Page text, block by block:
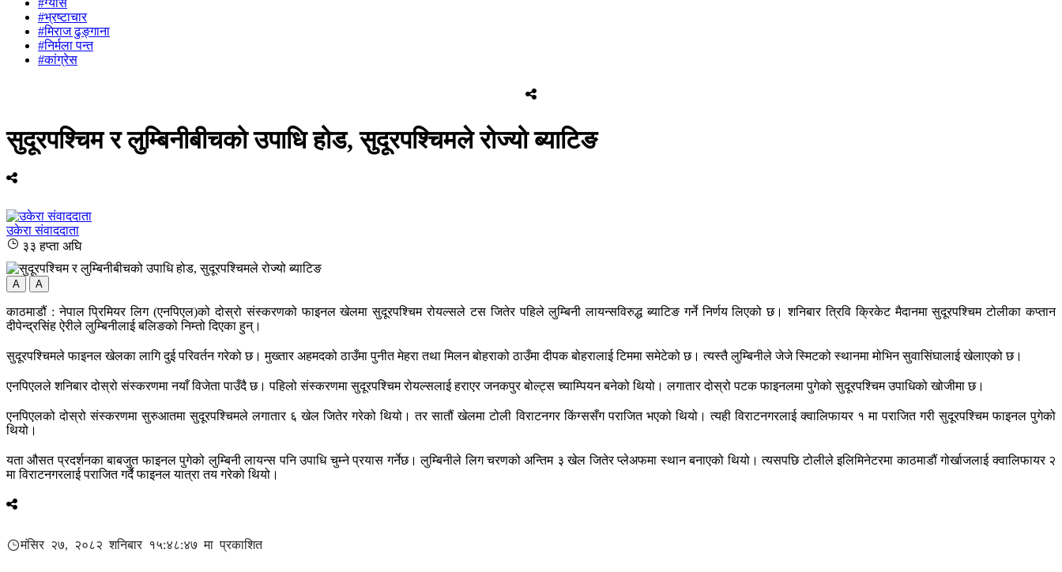
#ग्यास
#भ्रष्टाचार
#मिराज ढुङ्गाना
#निर्मला पन्त
#कांग्रेस
सुदूरपश्चिम र लुम्बिनीबीचको उपाधि होड, सुदूरपश्चिमले रोज्यो ब्याटिङ
उकेरा संवाददाता
३३ हप्ता अघि
A A
काठमाडौं : नेपाल प्रिमियर लिग (एनपिएल)को दोस्रो संस्करणको फाइनल खेलमा सुदूरपश्चिम रोयल्सले टस जितेर पहिले लुम्बिनी लायन्सविरुद्ध ब्याटिङ गर्ने निर्णय लिएको छ। शनिबार त्रिवि क्रिकेट मैदानमा सुदूरपश्चिम टोलीका कप्तान
दीपेन्द्रसिंह ऐरीले लुम्बिनीलाई बलिङको निम्तो दिएका हुन्।
सुदूरपश्चिमले फाइनल खेलका लागि दुई परिवर्तन गरेको छ। मुख्तार अहमदको ठाउँमा पुनीत मेहरा तथा मिलन बोहराको ठाउँमा दीपक बोहरालाई टिममा समेटेको छ। त्यस्तै लुम्बिनीले जेजे स्मिटको स्थानमा मोभिन सुवासिंघालाई खेलाएको छ।
एनपिएलले शनिबार दोस्रो संस्करणमा नयाँ विजेता पाउँदै छ। पहिलो संस्करणमा सुदूरपश्चिम रोयल्सलाई हराएर जनकपुर बोल्ट्स च्याम्पियन बनेको थियो। लगातार दोस्रो पटक फाइनलमा पुगेको सुदूरपश्चिम उपाधिको खोजीमा छ।
एनपिएलको दोस्रो संस्करणमा सुरुआतमा सुदूरपश्चिमले लगातार ६ खेल जितेर गरेको थियो। तर सातौं खेलमा टोली विराटनगर किंग्ससँग पराजित भएको थियो। त्यही विराटनगरलाई क्वालिफायर १ मा पराजित गरी सुदूरपश्चिम फाइनल पुगेको
थियो।
यता औसत प्रदर्शनका बाबजुत फाइनल पुगेको लुम्बिनी लायन्स पनि उपाधि चुम्ने प्रयास गर्नेछ। लुम्बिनीले लिग चरणको अन्तिम ३ खेल जितेर प्लेअफमा स्थान बनाएको थियो। त्यसपछि टोलीले इलिमिनेटरमा काठमाडौं गोर्खाजलाई क्वालिफायर २
मा विराटनगरलाई पराजित गर्दै फाइनल यात्रा तय गरेको थियो।
मंसिर २७, २०८२ शनिबार १५:४८:४७ मा प्रकाशित